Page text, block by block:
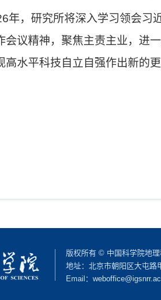
年，研究所将深入学习领会习
会议精神，聚焦主责主业，进
高水平科技自立自强作出新的更
版权所有 © 中国科学院地
地址：北京市朝阳区大屯
Email：